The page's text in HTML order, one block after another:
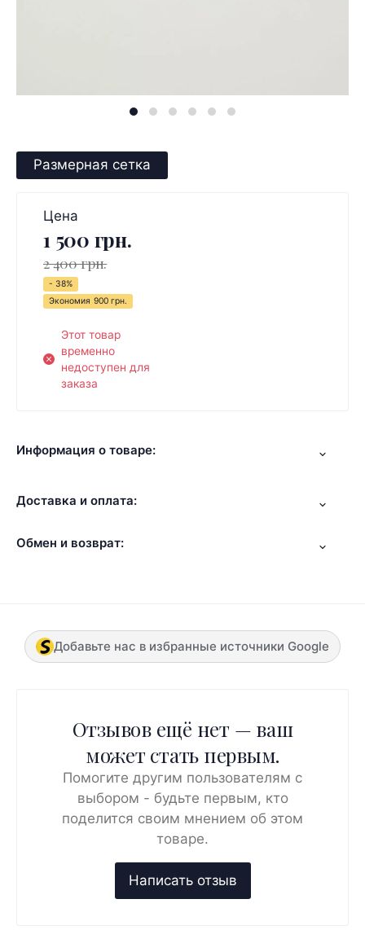
Размерная сетка
Цена
1 500 грн.
2 400 грн.
- 38%
Экономия 900 грн.
Этот товар
временно
недоступен для
заказа
Информация о товаре:
Доставка и оплата:
Обмен и возврат:
Добавьте нас в избранные источники Google
Отзывов ещё нет — ваш
может стать первым.
Помогите другим пользователям с
выбором - будьте первым, кто
поделится своим мнением об этом
товаре.